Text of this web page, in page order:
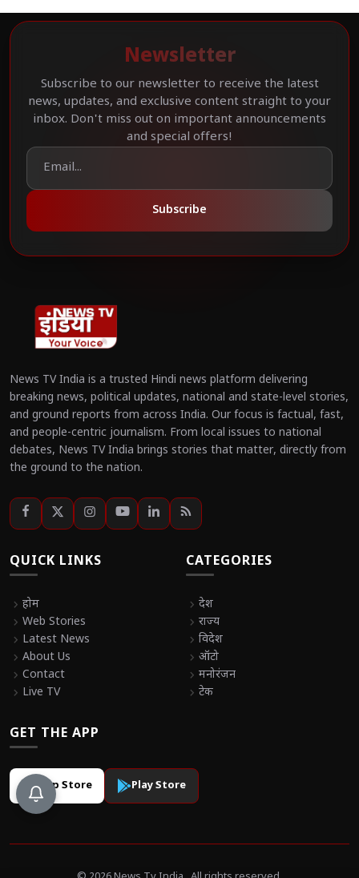
Newsletter
Subscribe to our newsletter to receive the latest
news, updates, and exclusive content straight to your
inbox. Don't miss out on important announcements
and special offers!
Subscribe
News TV India is a trusted Hindi news platform delivering
breaking news, political updates, national and state-level stories,
and ground reports from across India. Our focus is factual, fast,
and people-centric journalism. From local issues to national
debates, News TV India brings stories that matter, directly from
the ground to the nation.
QUICK LINKS
chevron_right होम
chevron_right Web Stories
chevron_right Latest News
chevron_right About Us
chevron_right Contact
chevron_right Live TV
CATEGORIES
chevron_right देश
chevron_right राज्य
chevron_right विदेश
chevron_right ऑटो
chevron_right मनोरंजन
chevron_right टेक
GET THE APP
App Store Play Store